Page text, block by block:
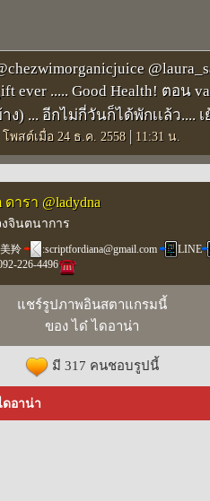
ever ..... Good Health! ตอน
ง) ... อีกไม่กี่วันก็ได้พักเเล้ว....
โพสต์เมื่อ 24 ธ.ค. 2558 | 11:31 น.
ดารา @ladydna
จินตนาการ
羚 :scriptfordiana@gmail.com
LINE
226-4496
แชร์รูปภาพอินสตาแกรมนี้
ของ ได๋ ไดอาน่า
มี 317 คนชอบรูปนี้
อาน่า